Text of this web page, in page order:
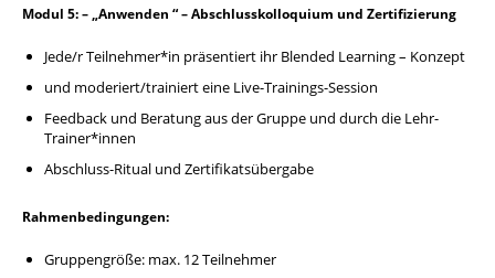
Modul 5: – „Anwenden “ – Abschlusskolloquium und Zertifizierung
Jede/r Teilnehmer*in präsentiert ihr Blended Learning – Konzept
und moderiert/trainiert eine Live-Trainings-Session
Feedback und Beratung aus der Gruppe und durch die Lehr-
Trainer*innen
Abschluss-Ritual und Zertifikatsübergabe
Rahmenbedingungen:
Gruppengröße: max. 12 Teilnehmer